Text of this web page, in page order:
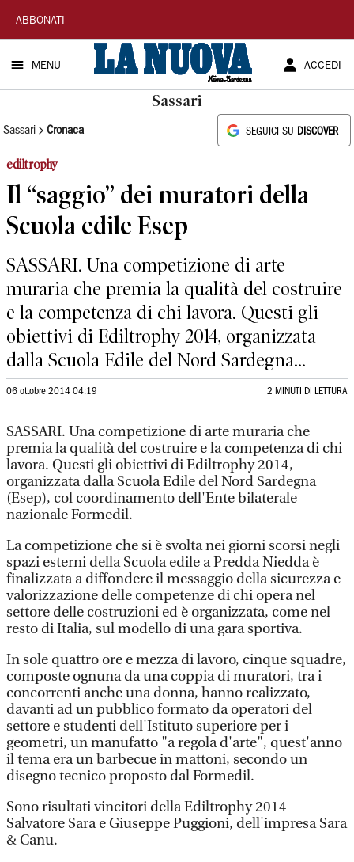
La
Nuova
Sardegna
ABBONATI
MENU ACCEDI
Sassari
Sassari Cronaca SEGUICI SU DISCOVER
ediltrophy
Il “saggio” dei muratori della
Scuola edile Esep
SASSARI. Una competizione di arte
muraria che premia la qualità del costruire
e la competenza di chi lavora. Questi gli
obiettivi di Ediltrophy 2014, organizzata
dalla Scuola Edile del Nord Sardegna...
06 ottobre 2014 04:19 2 MINUTI DI LETTURA
SASSARI. Una competizione di arte muraria che
premia la qualità del costruire e la competenza di chi
lavora. Questi gli obiettivi di Ediltrophy 2014,
organizzata dalla Scuola Edile del Nord Sardegna
(Esep), col coordinamento dell'Ente bilaterale
nazionale Formedil.
La competizione che si è svolta nei giorni scorsi negli
spazi esterni della Scuola edile a Predda Niedda è
finalizzata a diffondere il messaggio della sicurezza e
valorizzazione delle competenze di chi opera nel
settore delle costruzioni ed è organizzata, come nel
resto di Italia, sul modello di una gara sportiva.
In sole quattro ore e mezza di lavoro, cinque squadre,
composte ognuna da una coppia di muratori, tra i
concorrenti anche una donna, hanno realizzato,
davanti ad un pubblico formato da operatori del
settore e studenti dell'Istituto superiore per i
geometri, un manufatto "a regola d'arte", quest'anno
il tema era un barbecue in mattoni, secondo un
disegno tecnico proposto dal Formedil.
Sono risultati vincitori della Ediltrophy 2014
Salvatore Sara e Giuseppe Puggioni, dell'impresa Sara
& Canu.